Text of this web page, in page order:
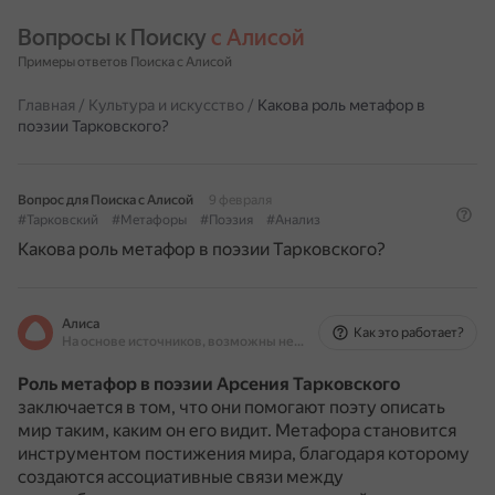
Вопросы к Поиску с Алисой
Примеры ответов Поиска с Алисой
Главная / Культура и искусство / Какова роль метафор в
поэзии Тарковского?
Вопрос для Поиска с Алисой
9 февраля
#Тарковский
#Метафоры #Поэзия #Анализ
Какова роль метафор в поэзии Тарковского?
Алиса
На основе источников, возможны неточности
Как это работает?
Роль метафор в поэзии Арсения Тарковского
заключается в том, что они помогают поэту описать
мир таким, каким он его видит. Метафора становится
инструментом постижения мира, благодаря которому
создаются ассоциативные связи между